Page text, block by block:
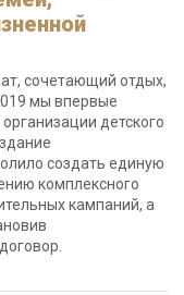
сочетающий отдых,
мы впервые
детского
создать единую
комплексного
кампаний, а